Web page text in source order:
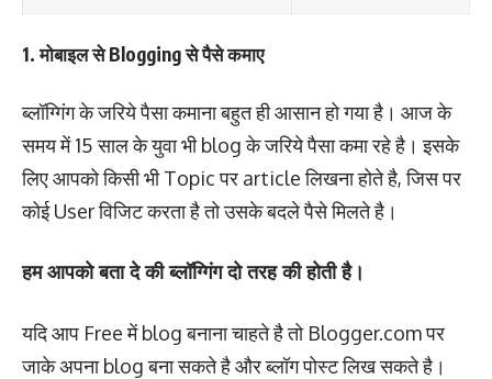
1. मोबाइल से Blogging से पैसे कमाए
ब्लॉग्गिंग के जरिये पैसा कमाना बहुत ही आसान हो गया है। आज के
समय में 15 साल के युवा भी blog के जरिये पैसा कमा रहे है। इसके
लिए आपको किसी भी Topic पर article लिखना होते है, जिस पर
कोई User विजिट करता है तो उसके बदले पैसे मिलते है।
हम आपको बता दे की ब्लॉग्गिंग दो तरह की होती है।
यदि आप Free में blog बनाना चाहते है तो Blogger.com पर
जाके अपना blog बना सकते है और ब्लॉग पोस्ट लिख सकते है।